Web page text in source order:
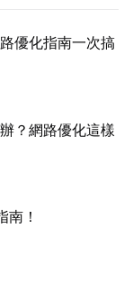
優化指南一次搞
？網路優化這樣
南！